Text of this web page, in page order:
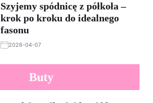
Szyjemy spódnicę z półkoła –
krok po kroku do idealnego
fasonu
2026-04-07
Buty